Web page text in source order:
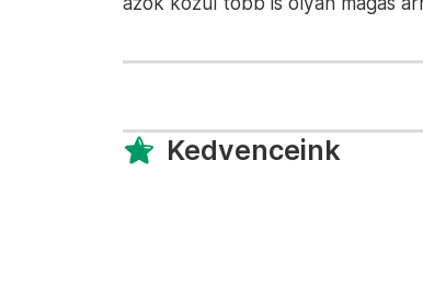
Kedvenceink